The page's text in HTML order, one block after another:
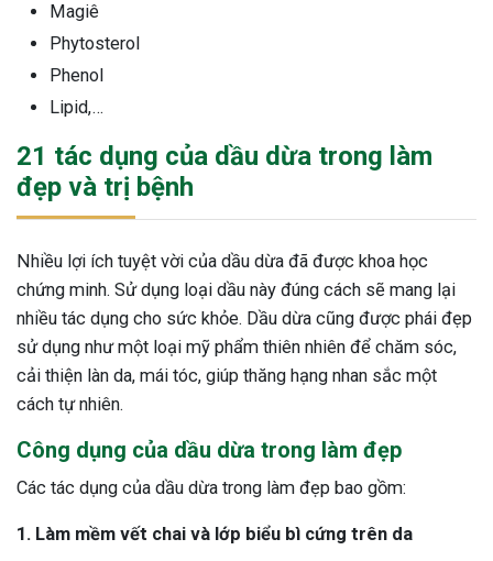
của chị em trở nên khô...
Magiê
Phytosterol
Phenol
Lipid,…
21 tác dụng của dầu dừa trong làm
đẹp và trị bệnh
Nhiều lợi ích tuyệt vời của dầu dừa đã được khoa học
chứng minh. Sử dụng loại dầu này đúng cách sẽ mang lại
nhiều tác dụng cho sức khỏe. Dầu dừa cũng được phái đẹp
sử dụng như một loại mỹ phẩm thiên nhiên để chăm sóc,
cải thiện làn da, mái tóc, giúp thăng hạng nhan sắc một
cách tự nhiên.
Công dụng của dầu dừa trong làm đẹp
Các tác dụng của dầu dừa trong làm đẹp bao gồm:
1. Làm mềm vết chai và lớp biểu bì cứng trên da